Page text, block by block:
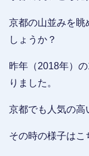
京都の山並みを眺
しょうか？
昨年（2018年）
りました。
京都でも人気の高
その時の様子はこ